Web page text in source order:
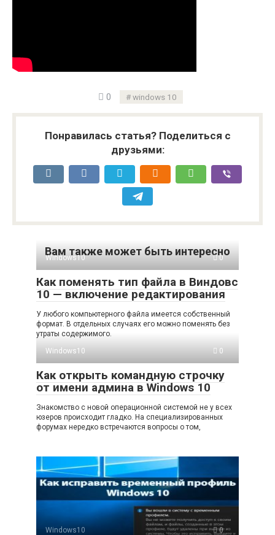
0 windows 10
Понравилась статья? Поделиться с
друзьями:
Вам также может быть интересно
Windows10 0
Как поменять тип файла в Виндовс
10 — включение редактирования
У любого компьютерного файла имеется собственный
формат. В отдельных случаях его можно поменять без
утраты содержимого.
Windows10
0
Как открыть командную строчку
от имени админа в Windows 10
Знакомство с новой операционной системой не у всех
юзеров происходит гладко. На специализированных
форумах нередко встречаются вопросы о том,
Windows10 0